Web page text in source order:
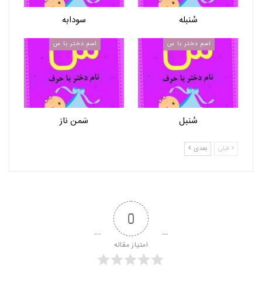
سُنبله سودابه
اسم دختر با س
سُنبل
اسم دختر با س
سَمن ناز
قبلی بعدی
0
امتیاز مقاله